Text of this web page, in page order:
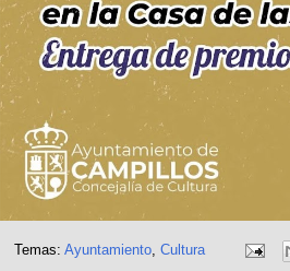
Temas: Ayuntamiento, Cultura